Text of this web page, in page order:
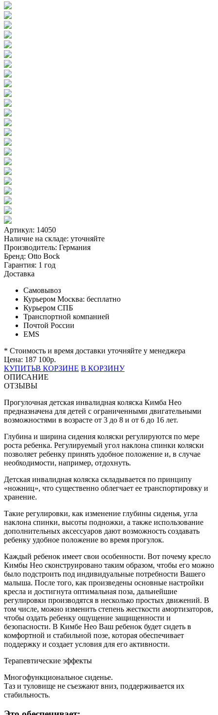
Артикул: 14050
Наличие на складе: уточняйте
Производитель: Германия
Бренд: Otto Bock
Гарантия: 1 год
Доставка
Самовывоз
Курьером Москва: бесплатно
Курьером СПБ
Транспортной компанией
Почтой России
EMS
* Стоимость и время доставки уточняйте у менеджера
Цена: 187 100р.
КУПИТЬВ КОРЗИНЕ В КОРЗИНУ
ОПИСАНИЕ
ОТЗЫВЫ
Прогулочная детская инвалидная коляска Кимба Нео
предназначена для детей с ограниченными двигательными
возможностями в возрасте от 3 до 8 и от 6 до 16 лет.
Глубина и ширина сидения коляски регулируются по мере
роста ребенка. Регулируемый угол наклона спинки коляски
позволяет ребенку принять удобное положение и, в случае
необходимости, например, отдохнуть.
Детская инвалидная коляска складывается по принципу
«ножниц», что существенно облегчает ее транспортировку и
хранение.
Такие регулировки, как изменение глубины сиденья, угла
наклона спинки, высоты подножки, а также использование
дополнительных аксессуаров дают возможность создавать
ребенку удобное положение во время прогулок.
Каждый ребенок имеет свои особенности. Вот почему кресло
Кимбы Нео сконструировано таким образом, чтобы его можно
было подстроить под индивидуальные потребности Вашего
малыша. После того, как произведены основные настройки
кресла и достигнута оптимальная поза, дальнейшие
регулировки производятся в несколько простых движений. В
том числе, можно изменить степень жесткости амортизаторов,
чтобы оздать ребенку ощущение защищенности и
безопасности. В Кимбе Нео Ваш ребенок будет сидеть в
комфортной и стабильной позе, которая обеспечивает
поддержку и создает условия для его активности.
Терапевтические эффекты
Многофункциональное сиденье.
Таз и туловище не съезжают вниз, поддерживается их
стабильность.